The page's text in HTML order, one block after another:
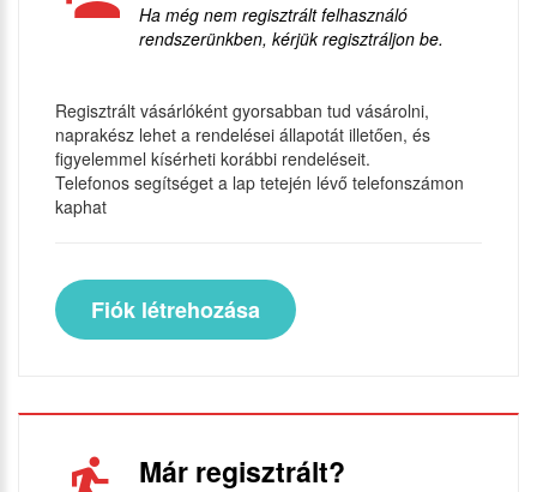
Ha még nem regisztrált felhasználó
rendszerünkben, kérjük regisztráljon be.
Regisztrált vásárlóként gyorsabban tud vásárolni,
naprakész lehet a rendelései állapotát illetően, és
figyelemmel kísérheti korábbi rendeléseit.
Telefonos segítséget a lap tetején lévő telefonszámon
kaphat
Fiók létrehozása
Már regisztrált?